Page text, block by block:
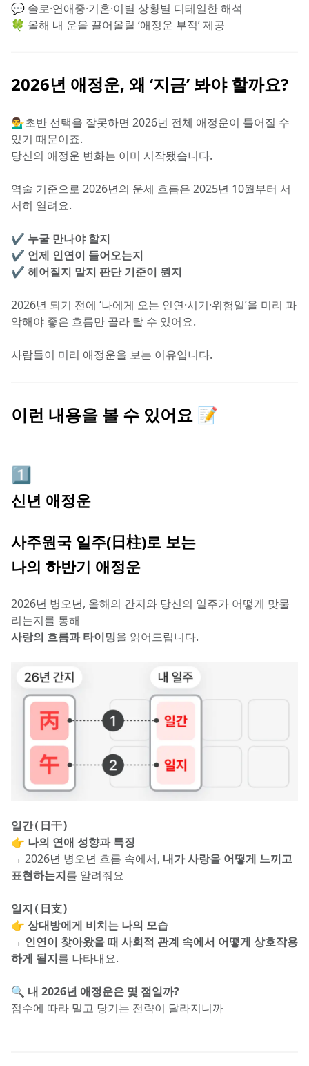
💬 솔로·연애중·기혼·이별 상황별 디테일한 해석
🍀 올해 내 운을 끌어올릴 ‘애정운 부적’ 제공
2026년 애정운, 왜 ‘지금’ 봐야 할까요?
💁‍♂️초반 선택을 잘못하면 2026년 전체 애정운이 틀어질 수
있기 때문이죠.
당신의 애정운 변화는 이미 시작됐습니다.
역술 기준으로 2026년의 운세 흐름은 2025년 10월부터 서
서히 열려요.
✔️ 누굴 만나야 할지
✔️ 언제 인연이 들어오는지
✔️ 헤어질지 말지 판단 기준이 뭔지
2026년 되기 전에 ‘나에게 오는 인연·시기·위험일’을 미리 파
악해야 좋은 흐름만 골라 탈 수 있어요.
사람들이 미리 애정운을 보는 이유입니다.
이런 내용을 볼 수 있어요 📝
1️⃣
신년 애정운
사주원국 일주(日柱)로 보는
나의 하반기 애정운
2026년 병오년, 올해의 간지와 당신의 일주가 어떻게 맞물
리는지를 통해
사랑의 흐름과 타이밍을 읽어드립니다.
일간(日干)
👉 나의 연애 성향과 특징
→ 2026년 병오년 흐름 속에서, 내가 사랑을 어떻게 느끼고
표현하는지를 알려줘요
일지(日支)
👉 상대방에게 비치는 나의 모습
→ 인연이 찾아왔을 때 사회적 관계 속에서 어떻게 상호작용
하게 될지를 나타내요.
🔍 내 2026년 애정운은 몇 점일까?
점수에 따라 밀고 당기는 전략이 달라지니까